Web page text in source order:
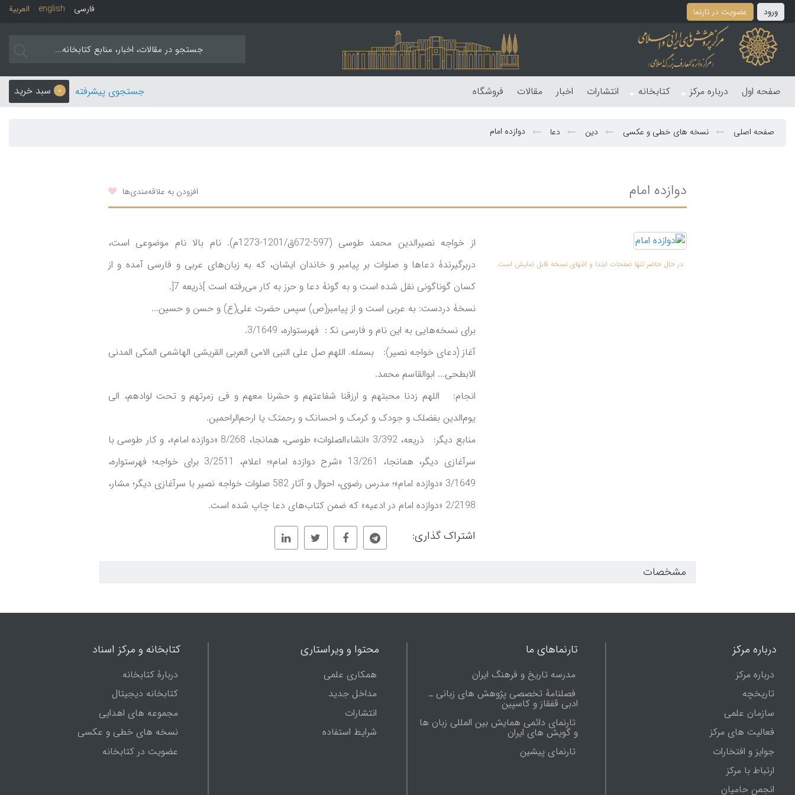
ورود عضویت در تارنما العربیة english فارسی
صفحه اول درباره مرکز کتابخانه انتشارات اخبار مقالات فروشگاه 0 سبد خرید جستجوی پیشرفته
صفحه اصلی نسخه های خطی و عکسی دین دعا دوازده امام
دوازده امام افزودن به علاقه‌مندی‌ها
در حال حاضر تنها صفحات ابتدا و انتهای نسخه قابل نمایش است.
از خواجه نصیرالدین محمد طوسی (597-672ق/1201-1273م). نام بالا نام موضوعی است،
دربرگیرندۀ دعاها و صلوات بر پیامبر و خاندان ایشان، که به زبان‌های عربی و فارسی آمده و از
کسان گوناگونی نقل شده است و به گونۀ دعا و حرز به کار می‌رفته است ]ذریعه 7[.
نسخۀ دردست: به عربی است و از پیامبر(ص) سپس حضرت علی(ع) و حسن و حسین...
برای نسخه‌هایی به این نام و فارسی نک‍ : فهرستواره، 3/1649.
آغاز (دعای خواجه نصیر): بسمله. اللهم صل علی النبی الامی العربی القریشی الهاشمی المکی المدنی
الابطحی... ابوالقاسم محمد.
انجام: اللهم زدنا محبتهم و ارزقنا شفاعتهم و حشرنا معهم و فی زمرتهم و تحت لوادهم، الی
یوم‌الدین بفضلک و جودک و کرمک و احسانک و رحمتک یا ارحم‌الراحمین.
منابع دیگر: ذریعه، 3/392 «انشاءالصلوات» طوسی، همانجا، 8/268 «دوازده امام»، و کار طوسی با
سرآغازی دیگر، همانجا، 13/261 «شرح دوازده امام»؛ اعلام، 3/2511 برای خواجه؛ فهرستواره،
3/1649 «دوازده امام»؛ مدرس رضوی، احوال و آثار 582 صلوات خواجه نصیر با سرآغازی دیگر؛ مشار،
2/2198 «دوازده امام در ادعیه» که ضمن کتاب‌های دعا چاپ شده است.
اشتراک گذاری:
مشخصات
درباره مرکز
درباره مرکز
تاریخچه
سازمان علمی
فعالیت های مرکز
جوایز و افتخارات
ارتباط با مرکز
انجمن حامیان
تارنماهای ما
مدرسه تاریخ و فرهنگ ایران
فصلنامۀ تخصصی پژوهش های زبانی ـ
ادبی قفقاز و کاسپین
تارنمای دائمی همایش بین المللی زبان ها
و گویش های ایران
تارنماى پيشين
محتوا و ویراستاری
همکاری علمی
مداخل جدید
انتشارات
شرایط استفاده
کتابخانه و مرکز اسناد
دربارۀ کتابخانه
کتابخانه دیجیتال
مجموعه های اهدایی
نسخه های خطی و عکسی
عضویت در کتابخانه